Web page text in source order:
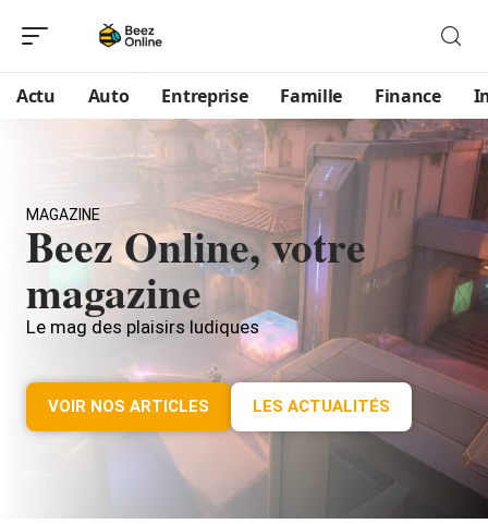
Actu Auto Entreprise Famille Finance
MAGAZINE
Beez Online, votre
magazine
Le mag des plaisirs ludiques
VOIR NOS ARTICLES LES ACTUALITÉS